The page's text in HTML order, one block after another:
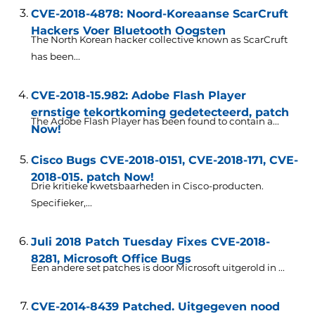
CVE-2018-4878: Noord-Koreaanse ScarCruft
Hackers Voer Bluetooth Oogsten
The North Korean hacker collective known as ScarCruft
has been...
CVE-2018-15.982: Adobe Flash Player
ernstige tekortkoming gedetecteerd, patch
Now!
The Adobe Flash Player has been found to contain a...
Cisco Bugs CVE-2018-0151, CVE-2018-171, CVE-
2018-015. patch Now!
Drie kritieke kwetsbaarheden in Cisco-producten.
Specifieker,...
Juli 2018 Patch Tuesday Fixes CVE-2018-
8281, Microsoft Office Bugs
Een andere set patches is door Microsoft uitgerold in ...
CVE-2014-8439 Patched. Uitgegeven nood